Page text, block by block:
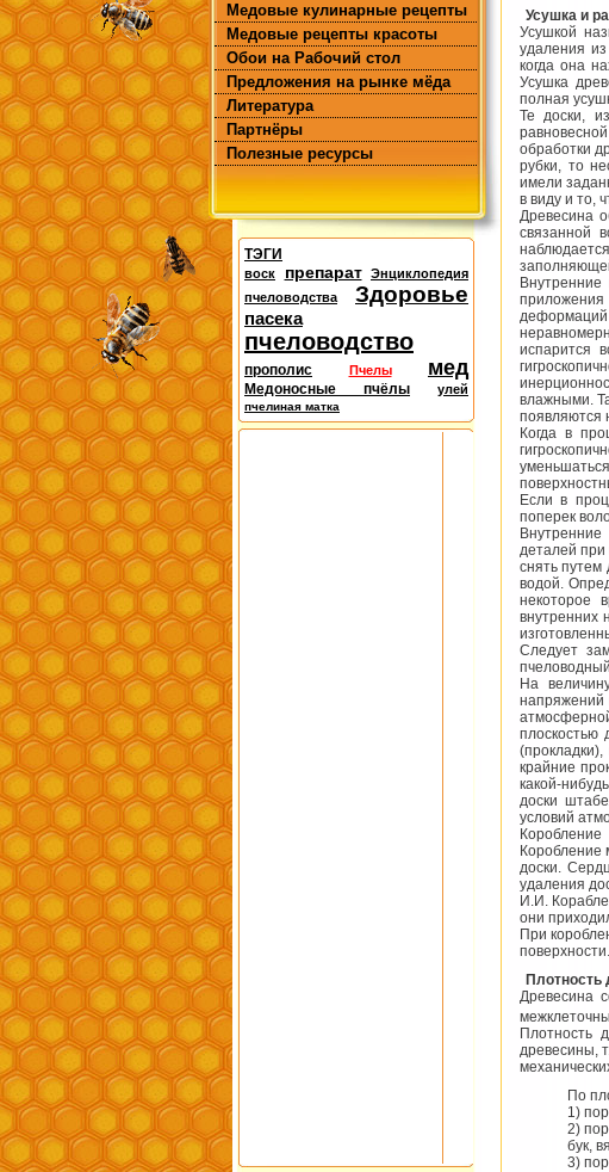
Медовые кулинарные рецепты
Медовые рецепты красоты
Обои на Рабочий стол
Предложения на рынке мёда
Литература
Партнёры
Полезные ресурсы
ТЭГИ
воск препарат
Энциклопедия
пчеловодства
Здоровье
пасека
пчеловодство
прополис Пчелы мед
Медоносные пчёлы улей
пчелиная матка
Усушка и
Усушкой
удаления
когда она
Усушка
полная
Те доски,
обработки
рубки, то
имели
в виду и то,
Древесина
связанной
испарится
влажными.
появляются
Когда в
Если в
поперек
деталей
снять
водой.
некоторое
внутренних
Следует
На
напряжений
плоскостью
крайние
какой-
доски
условий
доски.
удаления
И.И.
они
При
Плотность
Древесина
Плотность
древесины,
По
1)
2)
бук,
3)